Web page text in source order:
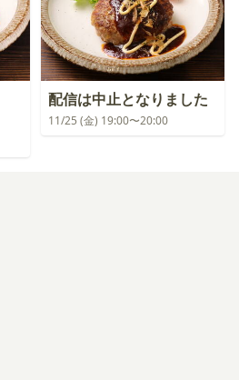
配信は中止となりました
11/25 (金) 19:00〜20:00